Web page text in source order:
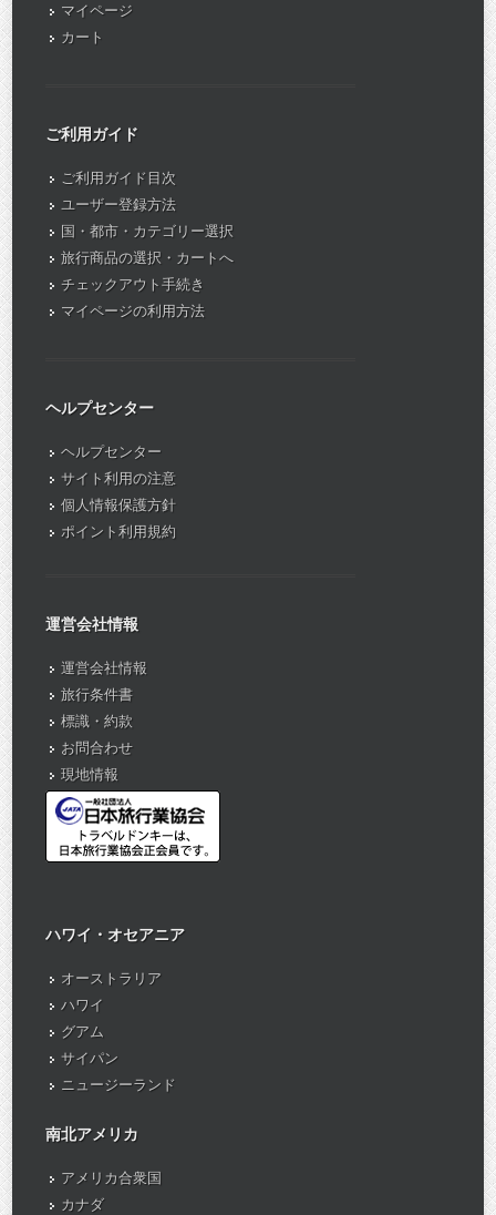
マイページ
カート
ご利用ガイド
ご利用ガイド目次
ユーザー登録方法
国・都市・カテゴリー選択
旅行商品の選択・カートへ
チェックアウト手続き
マイページの利用方法
ヘルプセンター
ヘルプセンター
サイト利用の注意
個人情報保護方針
ポイント利用規約
運営会社情報
運営会社情報
旅行条件書
標識・約款
お問合わせ
現地情報
ハワイ・オセアニア
オーストラリア
ハワイ
グアム
サイパン
ニュージーランド
南北アメリカ
アメリカ合衆国
カナダ